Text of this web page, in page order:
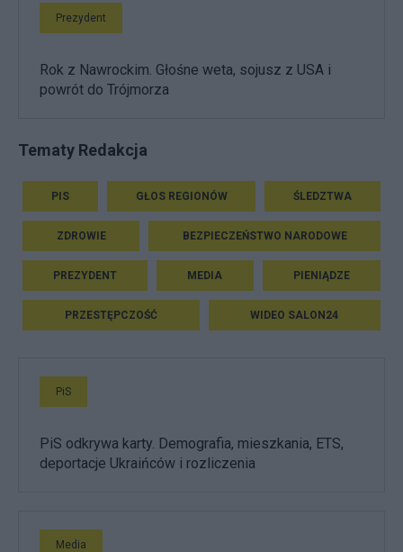
Prezydent
Rok z Nawrockim. Głośne weta, sojusz z USA i
powrót do Trójmorza
Tematy Redakcja
PIS GŁOS REGIONÓW ŚLEDZTWA
ZDROWIE BEZPIECZEŃSTWO NARODOWE
PREZYDENT MEDIA PIENIĄDZE
PRZESTĘPCZOŚĆ WIDEO SALON24
PiS
PiS odkrywa karty. Demografia, mieszkania, ETS,
deportacje Ukraińców i rozliczenia
Media